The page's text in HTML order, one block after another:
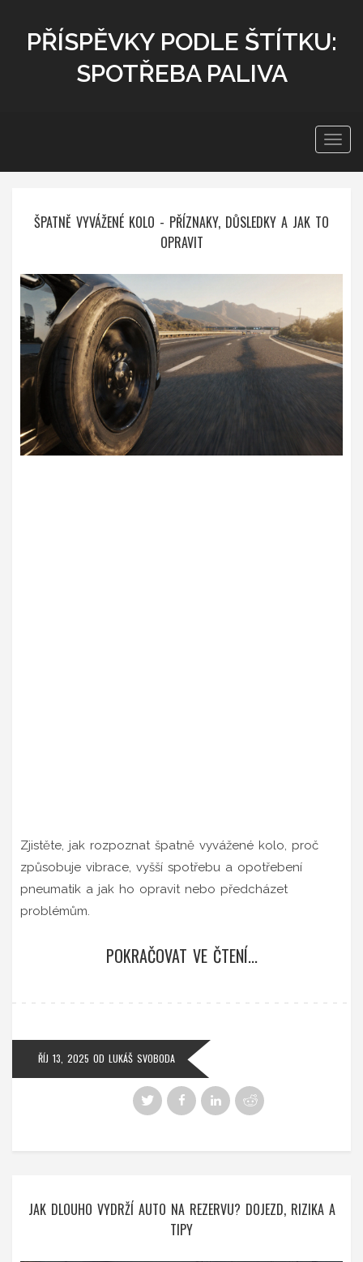
PŘÍSPĚVKY PODLE ŠTÍTKU:
SPOTŘEBA PALIVA
ŠPATNĚ VYVÁŽENÉ KOLO - PŘÍZNAKY, DŮSLEDKY A JAK TO
OPRAVIT
Zjistěte, jak rozpoznat špatně vyvážené kolo, proč
způsobuje vibrace, vyšší spotřebu a opotřebení
pneumatik a jak ho opravit nebo předcházet
problémům.
POKRAČOVAT VE ČTENÍ...
ŘÍJ 13, 2025 OD LUKÁŠ SVOBODA
JAK DLOUHO VYDRŽÍ AUTO NA REZERVU? DOJEZD, RIZIKA A
TIPY